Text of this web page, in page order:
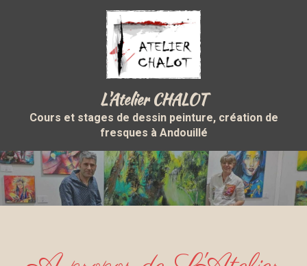
L'Atelier CHALOT
Cours et stages de dessin peinture, création de
fresques à Andouillé